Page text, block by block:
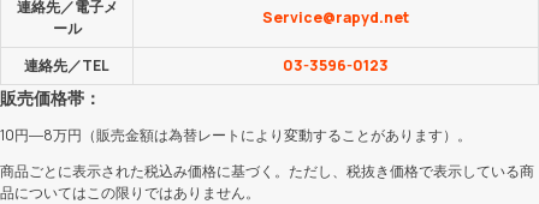
連絡先／電子メ
ール
Service@rapyd.net
連絡先／TEL 03-3596-0123
販売価格帯：
10円―8万円（販売金額は為替レートにより変動することがあります）。
商品ごとに表示された税込み価格に基づく。ただし、税抜き価格で表示している商
品についてはこの限りではありません。